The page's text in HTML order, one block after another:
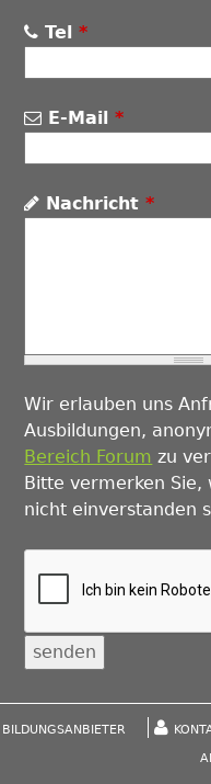
Tel*
E-Mail*
Nachricht*
Wir erlauben uns
Ausbildungen,
Bereich Forum zu
Bitte vermerken Sie,
nicht einverstanden
BILDUNGSANBIETER